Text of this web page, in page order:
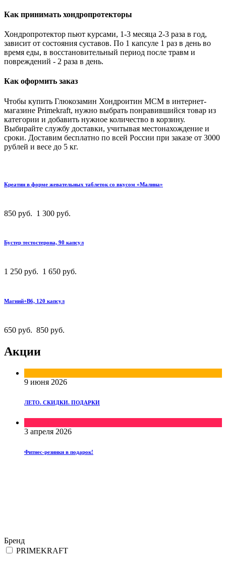
Как принимать хондропротекторы
Хондропротектор пьют курсами, 1-3 месяца 2-3 раза в год,
зависит от состояния суставов. По 1 капсуле 1 раз в день во
время еды, в восстановительный период после травм и
повреждений - 2 раза в день.
Как оформить заказ
Чтобы купить Глюкозамин Хондроитин MCM в интернет-
магазине Primekraft, нужно выбрать понравившийся товар из
категории и добавить нужное количество в корзину.
Выбирайте службу доставки, учитывая местонахождение и
сроки. Доставим бесплатно по всей России при заказе от 3000
рублей и весе до 5 кг.
Креатин в форме жевательных таблеток со вкусом «Малина»
850 руб. 1 300 руб.
Бустер тестостерона, 90 капсул
1 250 руб. 1 650 руб.
Mагний+B6, 120 капсул
650 руб. 850 руб.
Акции
9 июня 2026
ЛЕТО. СКИДКИ. ПОДАРКИ
3 апреля 2026
Фитнес-резинки в подарок!
Бренд
PRIMEKRAFT